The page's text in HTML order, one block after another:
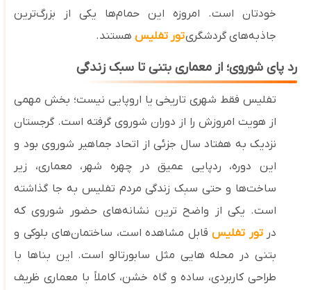
خودتان است. امروزه این حمام‌ها یکی از بزرگ‌ترین
جاذبه‌های گردشگریتور تفلیس هستند.
رد پای شوروی؛ از معماری بتنی تا سبک زندگی
تفلیس فقط شهری تاریخی یا اروپایی نیست؛ بخش مهمی
از هویت امروزش را از دوران شوروی گرفته است. گرجستان
نزدیک به هفتاد سال جزئی از اتحاد جماهیر شوروی بود و
این دوره، ردپایی عمیق در چهره شهر، معماری، زیر
ساخت‌ها و حتی سبک زندگی مردم تفلیس به جا گذاشته
است. یکی از واضح‌ ترین نشانه‌های حضور شوروی که
در
تور تفلیسقابل ‌مشاهده ‌است، ساختمان‌های بلوکی و
بتنی در محله ‌هایی مثل سابورتالو است. این بناها با
طراحی کاربردی، ساده و گاه خشن، کاملاً با معماری ظریف